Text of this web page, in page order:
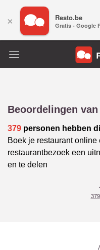
Beoordelingen van
379 personen hebben
Boek je restaurant
restaurantbezoek een
en te delen
379
× Resto.be
Gratis - Google